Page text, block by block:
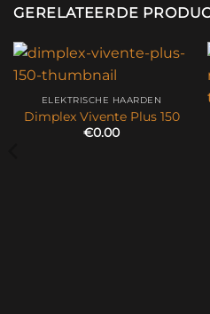
GERELATEERDE
ELEKTRISCHE HAARDEN
Dimplex Vivente Plus 150
€0.00